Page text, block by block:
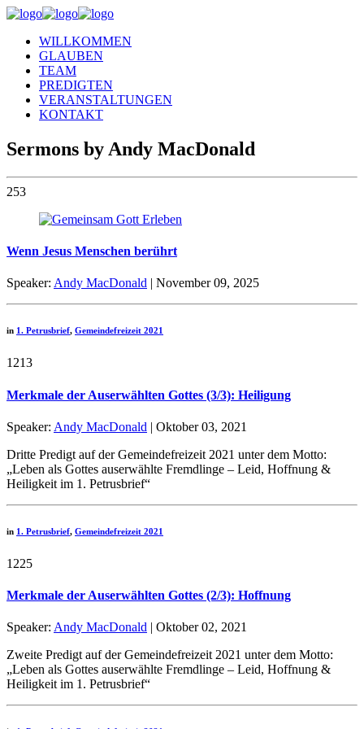
WILLKOMMEN
GLAUBEN
TEAM
PREDIGTEN
VERANSTALTUNGEN
KONTAKT
Sermons by Andy MacDonald
253
Wenn Jesus Menschen berührt
Speaker: Andy MacDonald | November 09, 2025
in 1. Petrusbrief, Gemeindefreizeit 2021
1213
Merkmale der Auserwählten Gottes (3/3): Heiligung
Speaker: Andy MacDonald | Oktober 03, 2021
Dritte Predigt auf der Gemeindefreizeit 2021 unter dem Motto:
„Leben als Gottes auserwählte Fremdlinge – Leid, Hoffnung &
Heiligkeit im 1. Petrusbrief“
in 1. Petrusbrief, Gemeindefreizeit 2021
1225
Merkmale der Auserwählten Gottes (2/3): Hoffnung
Speaker: Andy MacDonald | Oktober 02, 2021
Zweite Predigt auf der Gemeindefreizeit 2021 unter dem Motto:
„Leben als Gottes auserwählte Fremdlinge – Leid, Hoffnung &
Heiligkeit im 1. Petrusbrief“